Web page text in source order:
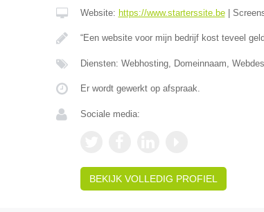
Website: https://www.starterssite.be|
“Een website voor mijn bedrijf kost teveel
Diensten: Webhosting, Domeinnaam,
Er wordt gewerkt op afspraak.
Sociale media:
BEKIJK VOLLEDIG PROFIEL